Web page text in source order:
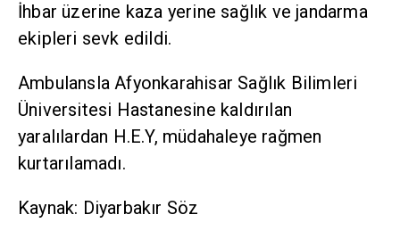
İhbar üzerine kaza yerine sağlık ve jandarma
ekipleri sevk edildi.
Ambulansla Afyonkarahisar Sağlık Bilimleri
Üniversitesi Hastanesine kaldırılan
yaralılardan H.E.Y, müdahaleye rağmen
kurtarılamadı.
Kaynak: Diyarbakır Söz